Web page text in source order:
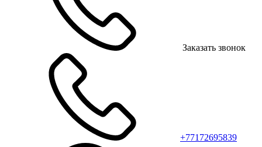
Заказать звонок
+77172695839